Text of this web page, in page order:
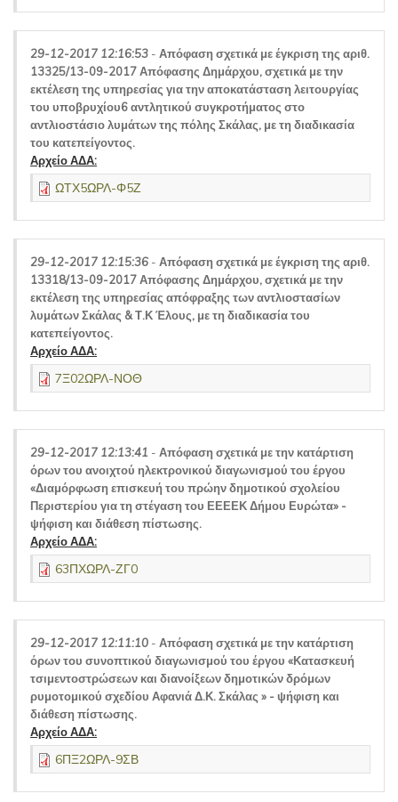
29-12-2017 12:16:53 - Απόφαση σχετικά με έγκριση της αριθ.
13325/13-09-2017 Απόφασης Δημάρχου, σχετικά με την
εκτέλεση της υπηρεσίας για την αποκατάσταση λειτουργίας
του υποβρυχίου6 αντλητικού συγκροτήματος στο
αντλιοστάσιο λυμάτων της πόλης Σκάλας, με τη διαδικασία
του κατεπείγοντος.
Αρχείο ΑΔΑ:
ΩΤΧ5ΩΡΛ-Φ5Ζ
29-12-2017 12:15:36 - Απόφαση σχετικά με έγκριση της αριθ.
13318/13-09-2017 Απόφασης Δημάρχου, σχετικά με την
εκτέλεση της υπηρεσίας απόφραξης των αντλιοστασίων
λυμάτων Σκάλας & Τ.Κ Έλους, με τη διαδικασία του
κατεπείγοντος.
Αρχείο ΑΔΑ:
7Ξ02ΩΡΛ-ΝΟΘ
29-12-2017 12:13:41 - Απόφαση σχετικά με την κατάρτιση
όρων του ανοιχτού ηλεκτρονικού διαγωνισμού του έργου
«Διαμόρφωση επισκευή του πρώην δημοτικού σχολείου
Περιστερίου για τη στέγαση του ΕΕΕΕΚ Δήμου Ευρώτα» -
ψήφιση και διάθεση πίστωσης.
Αρχείο ΑΔΑ:
63ΠΧΩΡΛ-ΖΓ0
29-12-2017 12:11:10 - Απόφαση σχετικά με την κατάρτιση
όρων του συνοπτικού διαγωνισμού του έργου «Κατασκευή
τσιμεντοστρώσεων και διανοίξεων δημοτικών δρόμων
ρυμοτομικού σχεδίου Αφανιά Δ.Κ. Σκάλας » - ψήφιση και
διάθεση πίστωσης.
Αρχείο ΑΔΑ:
6ΠΞ2ΩΡΛ-9ΣΒ